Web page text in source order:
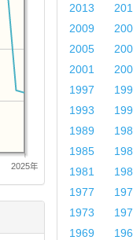
2025年
2013
2009
2005
2001
1997
1993
1989
1985
1981
1977
1973
1969